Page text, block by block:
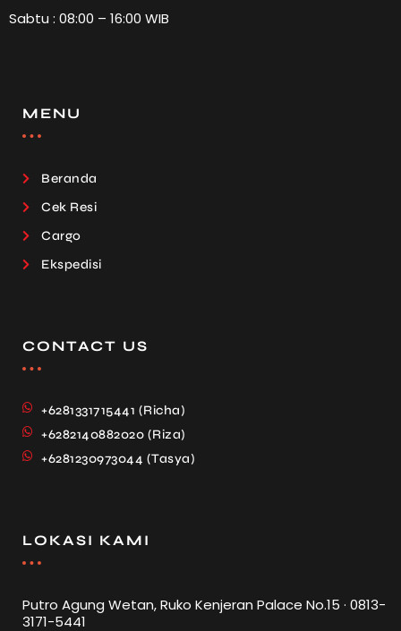
Sabtu : 08:00 – 16:00 WIB
MENU
Beranda
Cek Resi
Cargo
Ekspedisi
CONTACT US
+6281331715441 (Richa)
+6282140882020 (Riza)
+6281230973044 (Tasya)
LOKASI KAMI
Putro Agung Wetan, Ruko Kenjeran Palace No.15 · 0813-
3171-5441